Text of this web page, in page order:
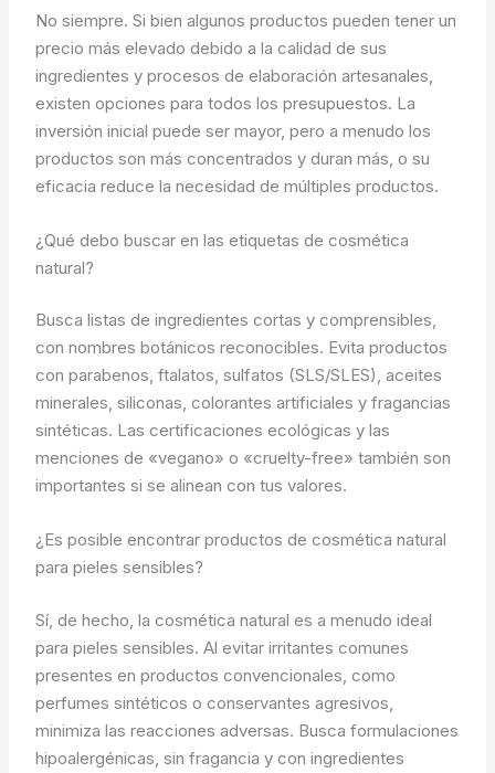
No siempre. Si bien algunos productos pueden tener un
precio más elevado debido a la calidad de sus
ingredientes y procesos de elaboración artesanales,
existen opciones para todos los presupuestos. La
inversión inicial puede ser mayor, pero a menudo los
productos son más concentrados y duran más, o su
eficacia reduce la necesidad de múltiples productos.
¿Qué debo buscar en las etiquetas de cosmética
natural?
Busca listas de ingredientes cortas y comprensibles,
con nombres botánicos reconocibles. Evita productos
con parabenos, ftalatos, sulfatos (SLS/SLES), aceites
minerales, siliconas, colorantes artificiales y fragancias
sintéticas. Las certificaciones ecológicas y las
menciones de «vegano» o «cruelty-free» también son
importantes si se alinean con tus valores.
¿Es posible encontrar productos de cosmética natural
para pieles sensibles?
Sí, de hecho, la cosmética natural es a menudo ideal
para pieles sensibles. Al evitar irritantes comunes
presentes en productos convencionales, como
perfumes sintéticos o conservantes agresivos,
minimiza las reacciones adversas. Busca formulaciones
hipoalergénicas, sin fragancia y con ingredientes